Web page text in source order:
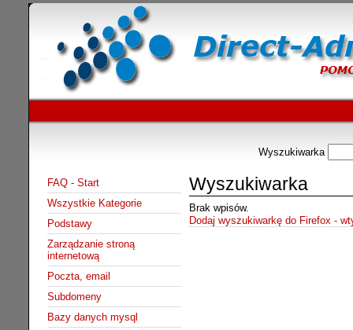
Wyszukiwarka
FAQ - Start
Wszystkie Kategorie
Podstawy
Zarządzanie stroną
internetową
Poczta, email
Subdomeny
Bazy danych mysql
Wyszukiwarka
Brak wpisów.
Dodaj wyszukiwarkę do Firefox -